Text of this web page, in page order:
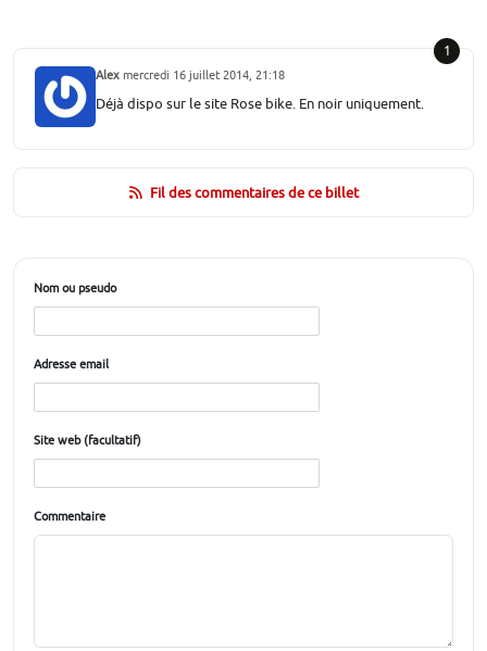
1
Alex mercredi 16 juillet 2014, 21:18
Déjà dispo sur le site Rose bike. En noir uniquement.
Fil des commentaires de ce billet
Nom ou pseudo
Adresse email
Site web (facultatif)
Commentaire